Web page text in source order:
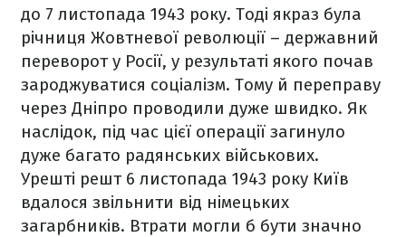
до 7 листопада 1943 року. Тоді якраз була
річниця Жовтневої революції – державний
переворот у Росії, у результаті якого почав
зароджуватися соціалізм. Тому й переправу
через Дніпро проводили дуже швидко. Як
наслідок, під час цієї операції загинуло
дуже багато радянських військових.
Урешті решт 6 листопада 1943 року Київ
вдалося звільнити від німецьких
загарбників. Втрати могли б бути значно